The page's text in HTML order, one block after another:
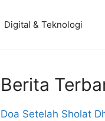
Digital & Teknologi
Berita
Doa Setelah Sholat